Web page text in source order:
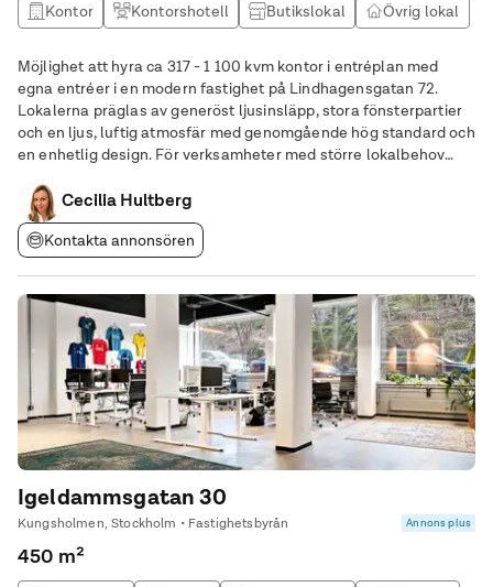
Kontor Kontorshotell Butikslokal Övrig lokal
Möjlighet att hyra ca 317 - 1 100 kvm kontor i entréplan med
egna entréer i en modern fastighet på Lindhagensgatan 72.
Lokalerna präglas av generöst ljusinsläpp, stora fönsterpartier
och en ljus, luftig atmosfär med genomgående hög standard och
en enhetlig design. För verksamheter med större lokalbehov
egna interna trappor och skapa
Cecilia Hultberg
Kontakta annonsören
Igeldammsgatan 30
Kungsholmen, Stockholm • Fastighetsbyrån Annons plus
450 m²